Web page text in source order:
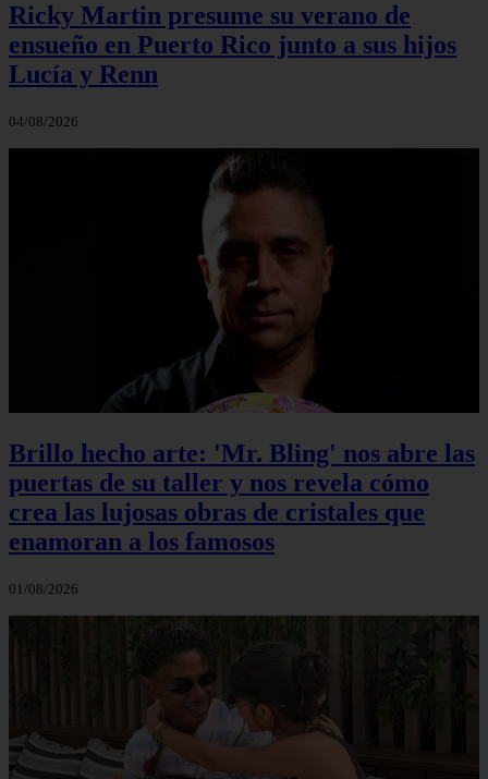
Ricky Martin presume su verano de
ensueño en Puerto Rico junto a sus hijos
Lucía y Renn
04/08/2026
Brillo hecho arte: 'Mr. Bling' nos abre las
puertas de su taller y nos revela cómo
crea las lujosas obras de cristales que
enamoran a los famosos
01/08/2026